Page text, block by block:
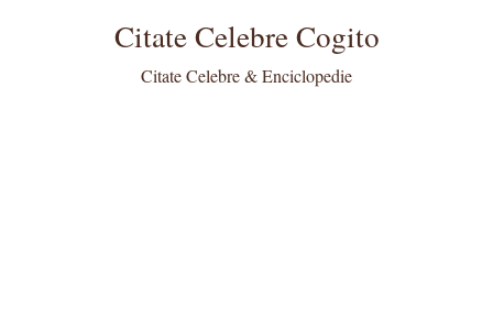
Citate Celebre Cogito
Citate Celebre & Enciclopedie